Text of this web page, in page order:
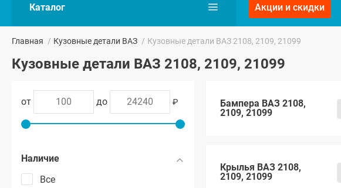
Каталог Акции и скидки
Главная / Кузовные детали ВАЗ / Кузовные детали ВАЗ 2108, 2109, 21099
Кузовные детали ВАЗ 2108, 2109, 21099
от до ₽
Наличие
Все
Бампера ВАЗ 2108,
2109, 21099
Крылья ВАЗ 2108,
2109, 21099